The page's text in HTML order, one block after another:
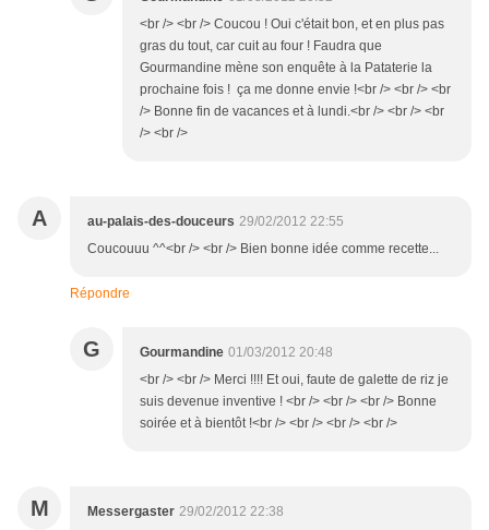
<br /> <br /> Coucou ! Oui c'était bon, et en plus pas
gras du tout, car cuit au four ! Faudra que
Gourmandine mène son enquête à la Pataterie la
prochaine fois ! ça me donne envie !<br /> <br /> <br
/> Bonne fin de vacances et à lundi.<br /> <br /> <br
/> <br />
A au-palais-des-douceurs 29/02/2012 22:55
Coucouuu ^^<br /> <br /> Bien bonne idée comme recette...
Répondre
G Gourmandine 01/03/2012 20:48
<br /> <br /> Merci !!!! Et oui, faute de galette de riz je
suis devenue inventive ! <br /> <br /> <br /> Bonne
soirée et à bientôt !<br /> <br /> <br /> <br />
M Messergaster 29/02/2012 22:38